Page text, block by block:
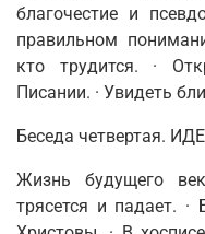
благочестие и
правильном
кто трудится. ·
Писании. · Увидеть
Беседа четвертая.
Жизнь будущего
трясется и падает. ·